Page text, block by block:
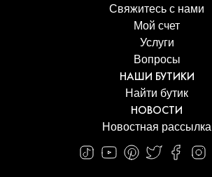
Свяжитесь с нами
Мой счет
Услуги
Вопросы
НАШИ БУТИКИ
Найти бутик
НОВОСТИ
Новостная рассылка